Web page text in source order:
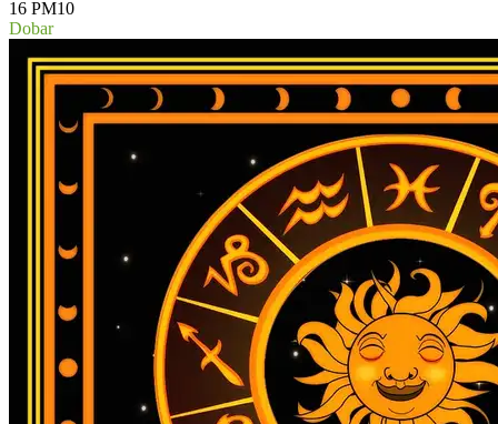
16 PM10
Dobar